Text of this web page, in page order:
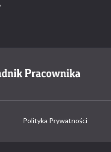
Polityka Prywatności